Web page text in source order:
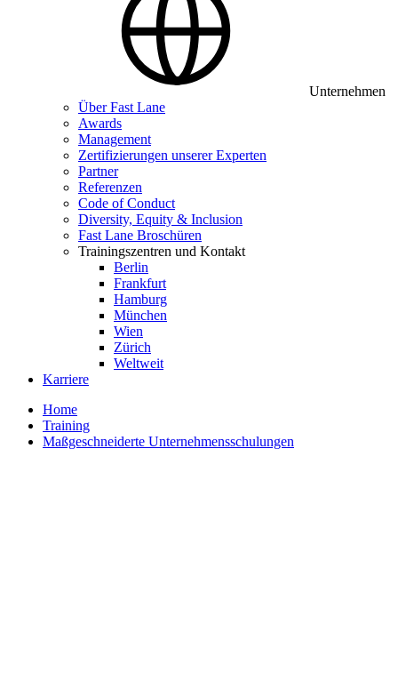
Unternehmen
Über Fast Lane
Awards
Management
Zertifizierungen unserer Experten
Partner
Referenzen
Code of Conduct
Diversity, Equity & Inclusion
Fast Lane Broschüren
Trainingszentren und Kontakt
Berlin
Frankfurt
Hamburg
München
Wien
Zürich
Weltweit
Karriere
Home
Training
Maßgeschneiderte Unternehmensschulungen